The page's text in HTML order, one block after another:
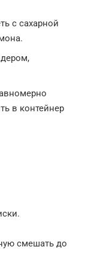
с сахарной
в контейнер
смешать до